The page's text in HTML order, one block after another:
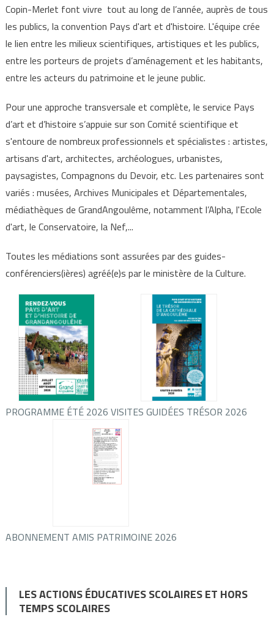
Copin-Merlet font vivre tout au long de l’année, auprès de tous
les publics, la convention Pays d'art et d'histoire. L'équipe crée
le lien entre les milieux scientifiques, artistiques et les publics,
entre les porteurs de projets d’aménagement et les habitants,
entre les acteurs du patrimoine et le jeune public.
Pour une approche transversale et complète, le service Pays
d’art et d’histoire s’appuie sur son Comité scientifique et
s'entoure de nombreux professionnels et spécialistes : artistes,
artisans d'art, architectes, archéologues, urbanistes,
paysagistes, Compagnons du Devoir, etc. Les partenaires sont
variés : musées, Archives Municipales et Départementales,
médiathèques de GrandAngoulême, notamment l’Alpha, l'Ecole
d'art, le Conservatoire, la Nef,...
Toutes les médiations sont assurées par des guides-
conférenciers(ières) agréé(e)s par le ministère de la Culture.
PROGRAMME ÉTÉ 2026 VISITES GUIDÉES TRÉSOR 2026
ABONNEMENT AMIS PATRIMOINE 2026
LES ACTIONS ÉDUCATIVES SCOLAIRES ET HORS
TEMPS SCOLAIRES